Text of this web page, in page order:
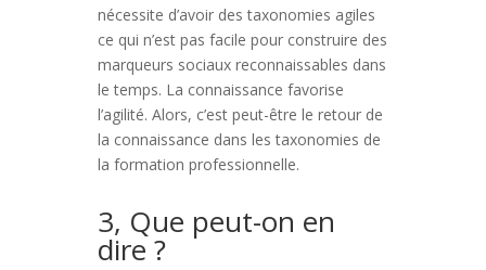
nécessite d’avoir des taxonomies agiles
ce qui n’est pas facile pour construire des
marqueurs sociaux reconnaissables dans
le temps. La connaissance favorise
l’agilité. Alors, c’est peut-être le retour de
la connaissance dans les taxonomies de
la formation professionnelle.
3, Que peut-on en
dire ?